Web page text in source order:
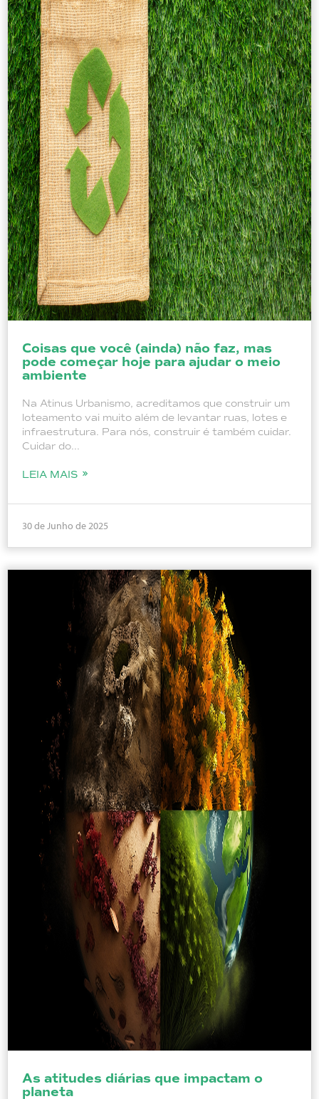
Coisas que você (ainda) não faz, mas
pode começar hoje para ajudar o meio
ambiente
Na Atinus Urbanismo, acreditamos que construir um
loteamento vai muito além de levantar ruas, lotes e
infraestrutura. Para nós, construir é também cuidar.
Cuidar do...
LEIA MAIS
30 de Junho de 2025
As atitudes diárias que impactam o
planeta